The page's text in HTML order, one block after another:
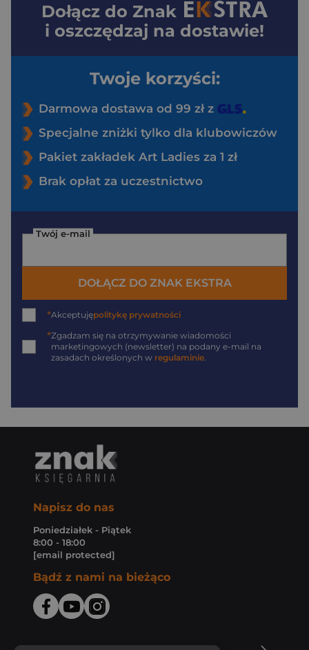
Dołącz do Znak
i oszczędzaj na dostawie!
Twoje korzyści:
Darmowa dostawa od 99 zł z
Specjalne zniżki tylko dla klubowiczów
Pakiet zakładek Art Ladies za 1 zł
Brak opłat za uczestnictwo
Twój e-mail
DOŁĄCZ DO ZNAK EKSTRA
*Akceptujępolitykę prywatności
*Zgadzam się na otrzymywanie wiadomości
marketingowych (newsletter) na podany e-mail na
zasadach określonych w regulaminie
Napisz do nas
Poniedziałek - Piątek
8:00 - 18:00
[email protected]
Bądź z nami na bieżąco